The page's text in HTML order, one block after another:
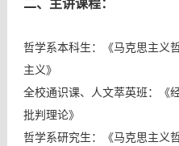
二、主讲课程：
哲学系本科生： 《马克思主义
主义》
全校通识课、 人文萃英班 ： 《
批判理论》
哲学系研究生：《马克思主义